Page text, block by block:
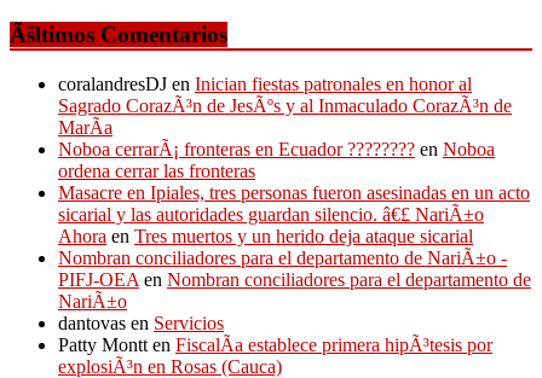
Ãšltimos Comentarios
coralandresDJ en Inician fiestas patronales en honor al
Sagrado CorazÃ³n de JesÃºs y al Inmaculado CorazÃ³n de
MarÃ­a
Noboa cerrarÃ¡ fronteras en Ecuador ???????? en Noboa
ordena cerrar las fronteras
Masacre en Ipiales, tres personas fueron asesinadas en un acto
sicarial y las autoridades guardan silencio. â€£ NariÃ±o
Ahora en Tres muertos y un herido deja ataque sicarial
Nombran conciliadores para el departamento de NariÃ±o -
PIFJ-OEA en Nombran conciliadores para el departamento de
NariÃ±o
dantovas en Servicios
Patty Montt en FiscalÃ­a establece primera hipÃ³tesis por
explosiÃ³n en Rosas (Cauca)